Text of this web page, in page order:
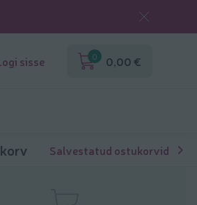
sisse 0 0,00 €
Salvestatud ostukorvid